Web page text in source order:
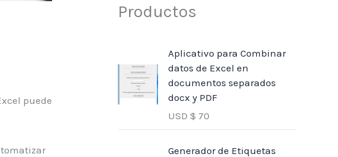
puede
Productos
Aplicativo para Combinar
datos de Excel en
documentos separados
docx y PDF
USD $ 70
Generador de Etiquetas